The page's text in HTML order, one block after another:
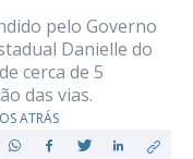
pelo Governo
Danielle do
cerca de 5
das vias.
ATRÁS